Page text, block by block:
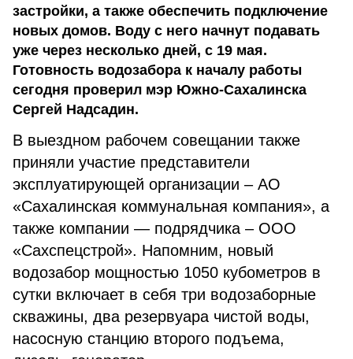
застройки, а также обеспечить подключение
новых домов. Воду с него начнут подавать
уже через несколько дней, с 19 мая.
Готовность водозабора к началу работы
сегодня проверил мэр Южно-Сахалинска
Сергей Надсадин.
В выездном рабочем совещании также
приняли участие представители
эксплуатирующей организации – АО
«Сахалинская коммунальная компания», а
также компании — подрядчика – ООО
«Сахспецстрой». Напомним, новый
водозабор мощностью 1050 кубометров в
сутки включает в себя три водозаборные
скважины, два резервуара чистой воды,
насосную станцию второго подъема,